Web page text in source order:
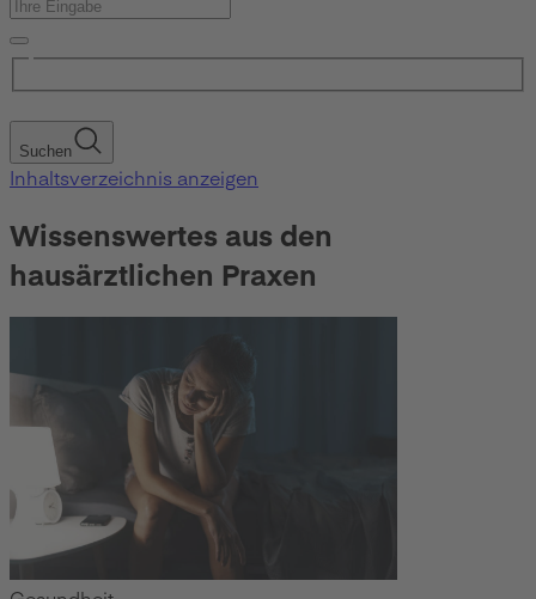
Suchen
Inhaltsverzeichnis anzeigen
Wissenswertes aus den
hausärztlichen Praxen